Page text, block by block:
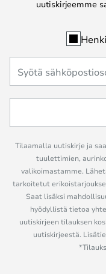
uutiskirjeemme
Tilaamalla uutiskirje ja
tuulettimien,
valikoimastamme.
tarkoitetut
Saat lisäksi
hyödyllistä tietoa
uutiskirjeen tilauksen
uutiskirjeestä.